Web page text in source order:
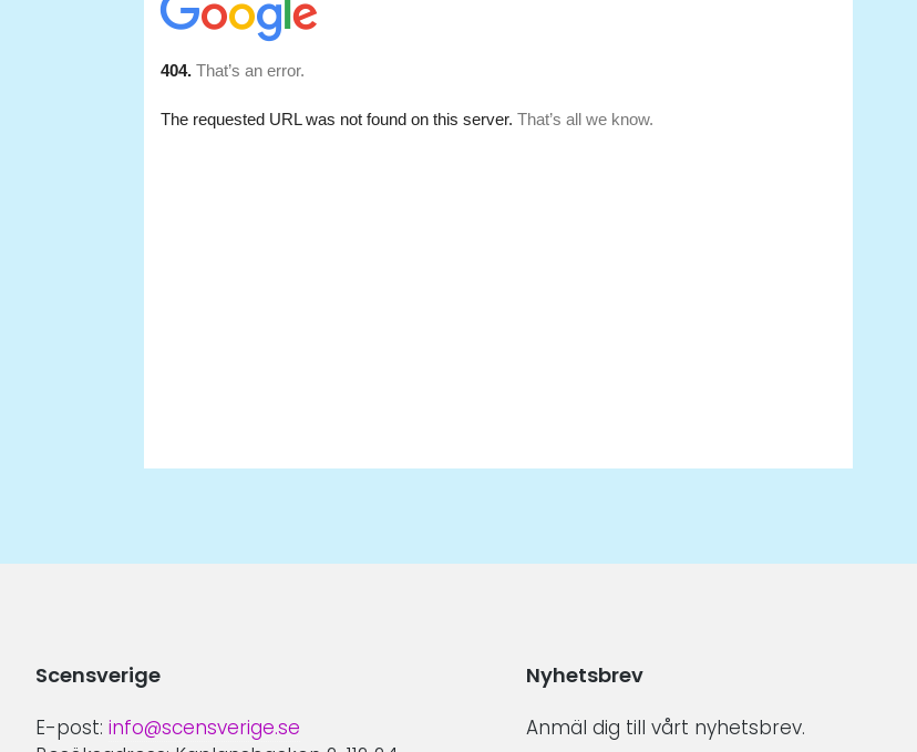
Scensverige
E-post: info@scensverige.se
Nyhetsbrev
Anmäl dig till vårt nyhetsbrev.